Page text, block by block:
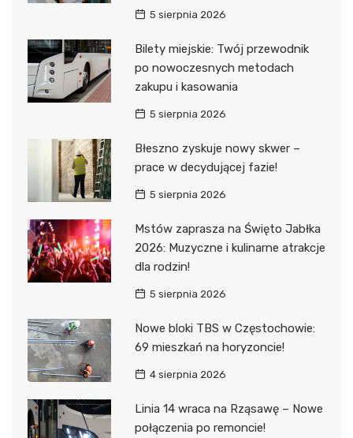
5 sierpnia 2026
Bilety miejskie: Twój przewodnik
po nowoczesnych metodach
zakupu i kasowania
5 sierpnia 2026
Błeszno zyskuje nowy skwer –
prace w decydującej fazie!
5 sierpnia 2026
Mstów zaprasza na Święto Jabłka
2026: Muzyczne i kulinarne atrakcje
dla rodzin!
5 sierpnia 2026
Nowe bloki TBS w Częstochowie:
69 mieszkań na horyzoncie!
4 sierpnia 2026
Linia 14 wraca na Rząsawę – Nowe
połączenia po remoncie!